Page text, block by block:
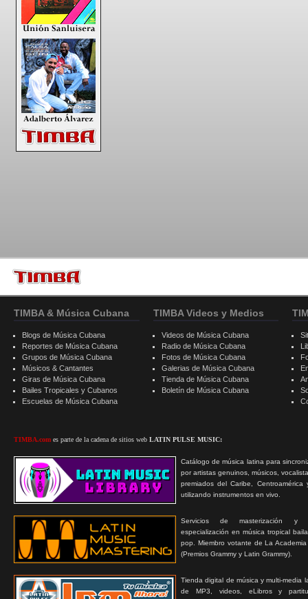
TIMBA & Música Cubana
Blogs de Música Cubana
Reportes de Música Cubana
Grupos de Música Cubana
Músicos & Cantantes
Giras de Música Cubana
Bailes Tropicales y Cubanos
Escuelas de Música Cubana
TIMBA.com es parte de la cadena de sitios web LATIN PULSE MUSIC:
Catálogo de música latina para
por artistas genuinos, músicos,
premiados del Caribe, Centroamérica
utilizando instrumentos en vivo.
Servicios de masterización y
especialización en música tropical
pop. Miembro votante de La
(Premios Grammy y Latin Grammy).
Tienda digital de música y multi-media
de MP3, videos, eLibros y
TIMBA Videos y Medios
Videos de Música Cubana
Radio de Música Cubana
Fotos de Música Cubana
Galerias de Música Cubana
Tienda de Música Cubana
Boletín de Música Cubana